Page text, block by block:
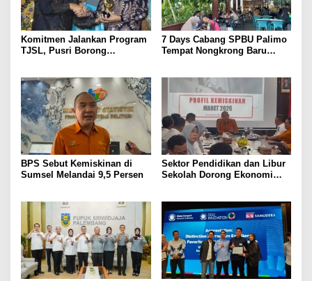
Komitmen Jalankan Program
TJSL, Pusri Borong
7 Days Cabang SPBU Palimo
Tempat Nongkrong Baru
BPS Sebut Kemiskinan di
Sumsel Melandai 9,5 Persen
Sektor Pendidikan dan Libur
Sekolah Dorong Ekonomi